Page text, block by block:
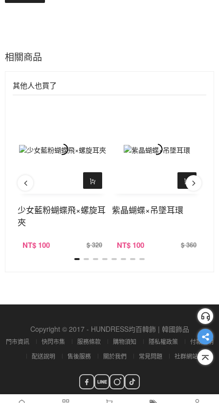
相關商品
其他人也買了
少女藍粉蝴蝶飛×螺旋耳
夾
NT$ 100 $ 320
紫晶蝴蝶×吊墜耳環
NT$ 100 $ 360
Copyright © 2017 - HUNDRESS均百韓飾 | 韓國飾品
門市資訊 快閃市集 服務條款 購物須知 隱私權政策
付款說明
配送說明
售後服務 關於我們 常見問題 社群網站